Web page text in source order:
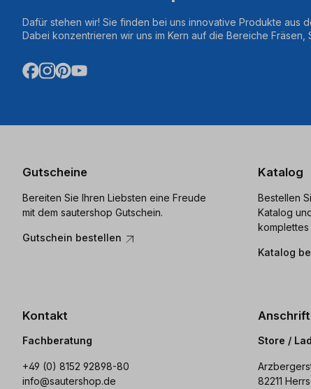
Dafür stehen wir! Sie finden bei uns innovative Produkte aus
Dabei konzentrieren wir uns im Kern auf die Bereiche Fräsen,
Gutscheine
Bereiten Sie Ihren Liebsten eine Freude
mit dem sautershop Gutschein.
Gutschein bestellen
Katalog
Bestellen
Katalog
komplettes
Katalog
Kontakt
Fachberatung
+49 (0) 8152 92898-80
info@sautershop.de
Anschrift
Store /
82211